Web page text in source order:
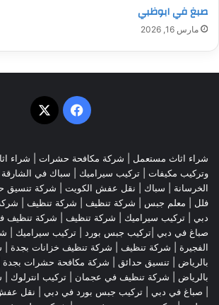
صبغ في ابوظبي
مارس 16, 2026
فيسبوك
‫X
شراء اثاث مستعمل شركة مكافحة حشرات شراء
وتركيب مكيفات | تركيب سيراميك | سباك في الشارقة
الخرسانة | سباك نقل عفش الكويت شركة تنسيق
فلل
معلم جبس شركة تنظيف شركة تنظيف
دبي
تركيب سيراميك شركة تنظيف شركة تنظيف
صباغ في دبي |تركيب جبس بورد | تركيب سيراميك
الفجيرة
شركة تنظيف شركة تنظيف خزانات بجدة
بالرياض
تنسيق حدائق شركة مكافحة حشرات بجدة
بالرياض
شركة تنظيف في عجمان | تركيب انترلوك |
صباغ في دبي تركيب جبس بورد في دبي نقل